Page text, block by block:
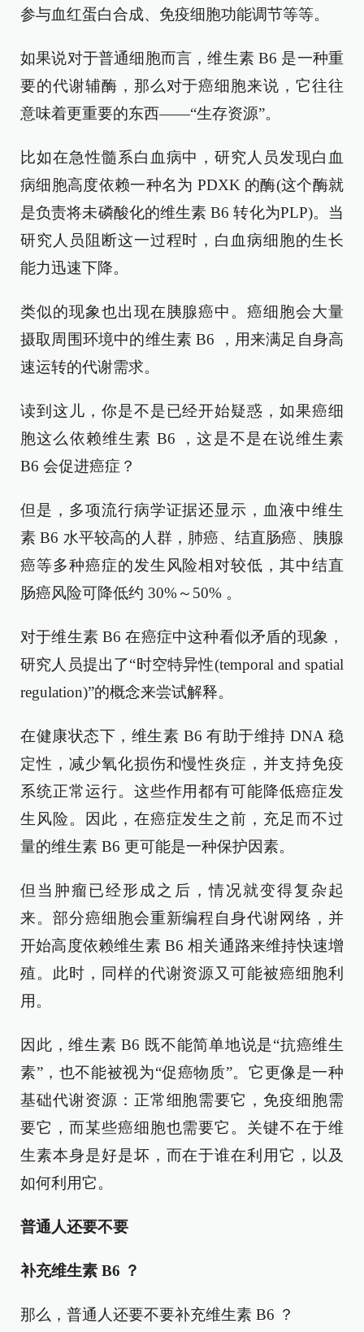
参与血红蛋白合成、免疫细胞功能调节等等。
如果说对于普通细胞而言，维生素 B6 是一种重
要的代谢辅酶，那么对于癌细胞来说，它往往
意味着更重要的东西——“生存资源”。
比如在急性髓系白血病中，研究人员发现白血
病细胞高度依赖一种名为 PDXK 的酶(这个酶就
是负责将未磷酸化的维生素 B6 转化为PLP)。当
研究人员阻断这一过程时，白血病细胞的生长
能力迅速下降。
类似的现象也出现在胰腺癌中。癌细胞会大量
摄取周围环境中的维生素 B6 ，用来满足自身高
速运转的代谢需求。
读到这儿，你是不是已经开始疑惑，如果癌细
胞这么依赖维生素 B6 ，这是不是在说维生素
B6 会促进癌症？
但是，多项流行病学证据还显示，血液中维生
素 B6 水平较高的人群，肺癌、结直肠癌、胰腺
癌等多种癌症的发生风险相对较低，其中结直
肠癌风险可降低约 30%～50% 。
对于维生素 B6 在癌症中这种看似矛盾的现象，
研究人员提出了“时空特异性(temporal and spatial
regulation)”的概念来尝试解释。
在健康状态下，维生素 B6 有助于维持 DNA 稳
定性，减少氧化损伤和慢性炎症，并支持免疫
系统正常运行。这些作用都有可能降低癌症发
生风险。因此，在癌症发生之前，充足而不过
量的维生素 B6 更可能是一种保护因素。
但当肿瘤已经形成之后，情况就变得复杂起
来。部分癌细胞会重新编程自身代谢网络，并
开始高度依赖维生素 B6 相关通路来维持快速增
殖。此时，同样的代谢资源又可能被癌细胞利
用。
因此，维生素 B6 既不能简单地说是“抗癌维生
素”，也不能被视为“促癌物质”。它更像是一种
基础代谢资源：正常细胞需要它，免疫细胞需
要它，而某些癌细胞也需要它。关键不在于维
生素本身是好是坏，而在于谁在利用它，以及
如何利用它。
普通人还要不要
补充维生素 B6 ？
那么，普通人还要不要补充维生素 B6 ？